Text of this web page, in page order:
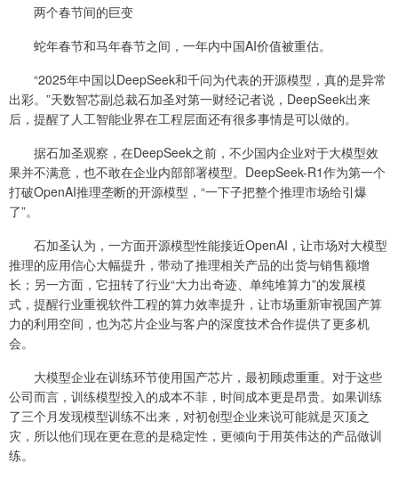
两个春节间的巨变
蛇年春节和马年春节之间，一年内中国AI价值被重估。
“2025年中国以DeepSeek和千问为代表的开源模型，真的是异常
出彩。”天数智芯副总裁石加圣对第一财经记者说，DeepSeek出来
后，提醒了人工智能业界在工程层面还有很多事情是可以做的。
据石加圣观察，在DeepSeek之前，不少国内企业对于大模型效
果并不满意，也不敢在企业内部部署模型。DeepSeek-R1作为第一个
打破OpenAI推理垄断的开源模型，“一下子把整个推理市场给引爆
了”。
石加圣认为，一方面开源模型性能接近OpenAI，让市场对大模型
推理的应用信心大幅提升，带动了推理相关产品的出货与销售额增
长；另一方面，它扭转了行业“大力出奇迹、单纯堆算力”的发展模
式，提醒行业重视软件工程的算力效率提升，让市场重新审视国产算
力的利用空间，也为芯片企业与客户的深度技术合作提供了更多机
会。
大模型企业在训练环节使用国产芯片，最初顾虑重重。对于这些
公司而言，训练模型投入的成本不菲，时间成本更是昂贵。如果训练
了三个月发现模型训练不出来，对初创型企业来说可能就是灭顶之
灾，所以他们现在更在意的是稳定性，更倾向于用英伟达的产品做训
练。